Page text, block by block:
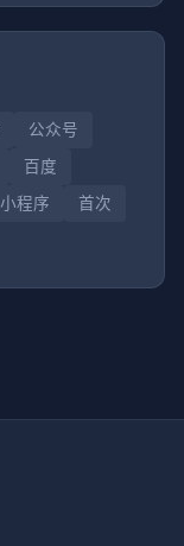
公众号
百度
小程序
首次